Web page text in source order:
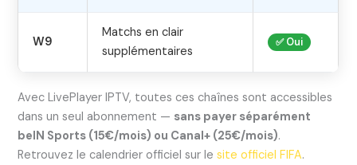
W9
Matchs en clair
supplémentaires
✅ Oui
Avec LivePlayer IPTV, toutes ces chaînes sont accessibles
dans un seul abonnement — sans payer séparément
beIN Sports (15€/mois) ou Canal+ (25€/mois).
Retrouvez le calendrier officiel sur lesite officiel FIFA.